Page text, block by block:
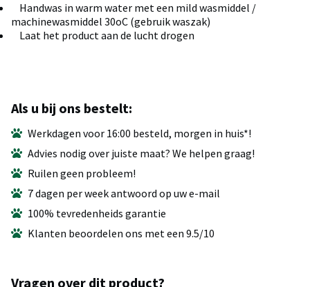
Handwas in warm water met een mild wasmiddel /
machinewasmiddel 30oC (gebruik waszak)
Laat het product aan de lucht drogen
Als u bij ons bestelt:
Werkdagen voor 16:00 besteld, morgen in huis*!
Advies nodig over juiste maat? We helpen graag!
Ruilen geen probleem!
7 dagen per week antwoord op uw e-mail
100% tevredenheids garantie
Klanten beoordelen ons met een 9.5/10
Vragen over dit product?